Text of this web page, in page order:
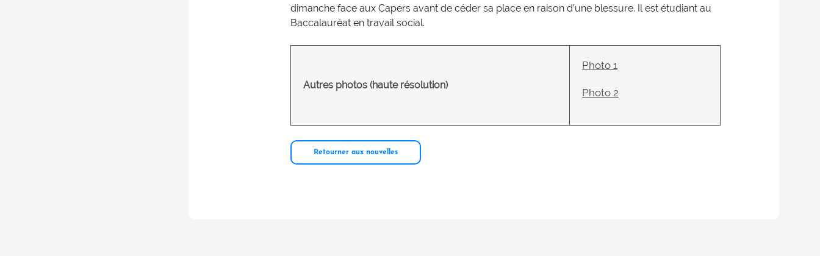
dimanche face aux Capers avant de céder sa place en raison d’une blessure. Il est étudiant au
Baccalauréat en travail social.
Autres photos (haute résolution)
Photo 1
Photo 2
Retourner aux nouvelles